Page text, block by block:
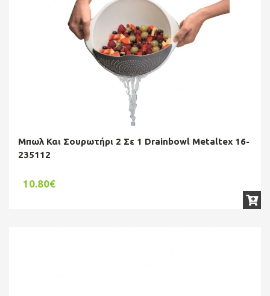
Μπωλ Και Σουρωτήρι 2 Σε 1 Drainbowl Metaltex 16-
235112
10.80€